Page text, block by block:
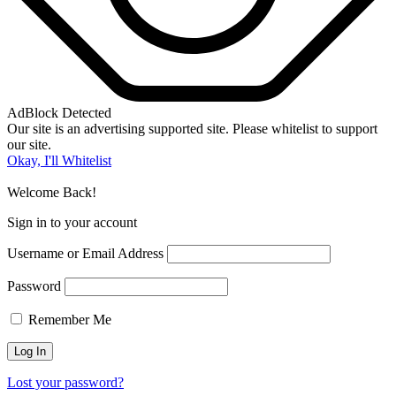
AdBlock Detected
Our site is an advertising supported site. Please whitelist to support
our site.
Okay, I'll Whitelist
Welcome Back!
Sign in to your account
Username or Email Address
Password
Remember Me
Lost your password?